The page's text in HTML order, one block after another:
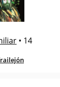
• 14